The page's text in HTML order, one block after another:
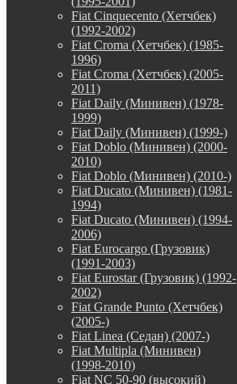
Fiat Cinquecento (Хетчбек)
(1992-2002)
Fiat Croma (Хетчбек) (1985-
1996)
Fiat Croma (Хетчбек) (2005-
2011)
Fiat Daily (Минивен) (1978-
1999)
Fiat Daily (Минивен) (1999-)
Fiat Doblo (Минивен) (2000-
2010)
Fiat Doblo (Минивен) (2010-)
Fiat Ducato (Минивен) (1981-
1994)
Fiat Ducato (Минивен) (1994-
2006)
Fiat Eurocargo (Грузовик)
(1991-2003)
Fiat Eurostar (Грузовик) (1992-
2002)
Fiat Grande Punto (Хетчбек)
(2005-)
Fiat Linea (Седан) (2007-)
Fiat Multipla (Минивен)
(1998-2010)
Fiat NC 50-90 (высокий)